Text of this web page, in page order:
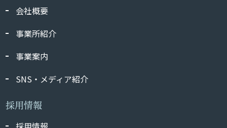
会社概要
事業所紹介
事業案内
SNS・メディア紹介
採用情報